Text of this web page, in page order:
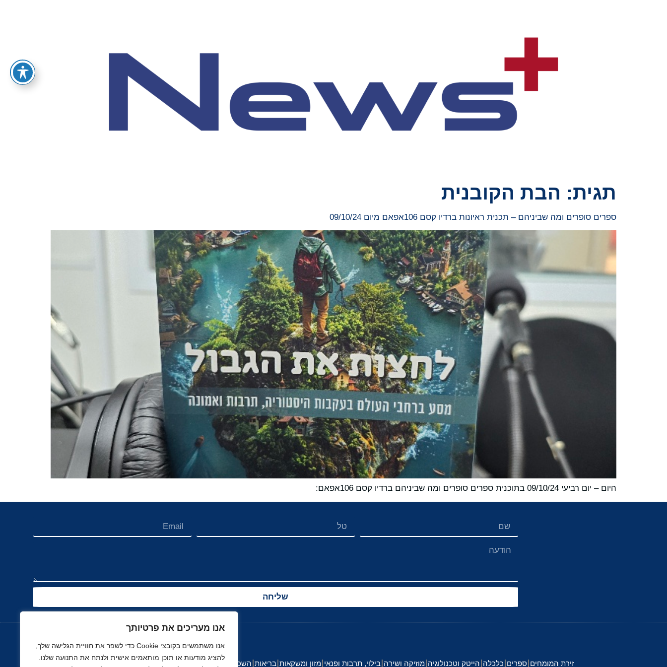
אנו מעריכים את פרטיותך
אנו משתמשים בקובצי Cookie כדי לשפר את חוויית הגלישה שלך,
להציג מודעות או תוכן מותאמים אישית ולנתח את התנועה שלנו.
תגית: הבת הקובנית
ספרים סופרים ומה שביניהם – תכנית ראיונות ברדיו קסם 106אפאם מיום 09/10/24
היום – יום רביעי 09/10/24 בתוכנית ספרים סופרים ומה שביניהם ברדיו קסם 106אפאם:
שליחה
זירת המומחים ספרים כלכלה הייטק וטכנולוגיה מוזיקה ושירה בילוי, תרבות ופנאי מזון ומשקאות בריאות השכלה וחינוך רכב, תעופה ותחבורה